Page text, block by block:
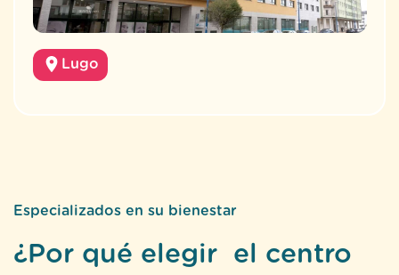
Lugo
Especializados en su bienestar
¿Por qué elegir el centro